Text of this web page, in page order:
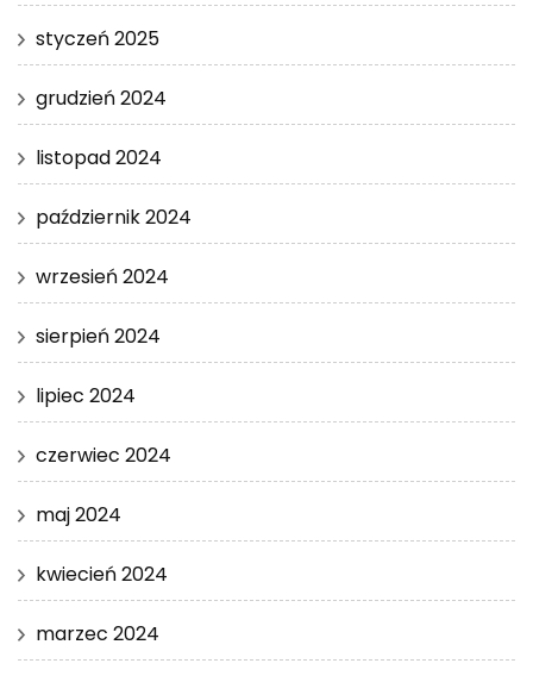
styczeń 2025
grudzień 2024
listopad 2024
październik 2024
wrzesień 2024
sierpień 2024
lipiec 2024
czerwiec 2024
maj 2024
kwiecień 2024
marzec 2024